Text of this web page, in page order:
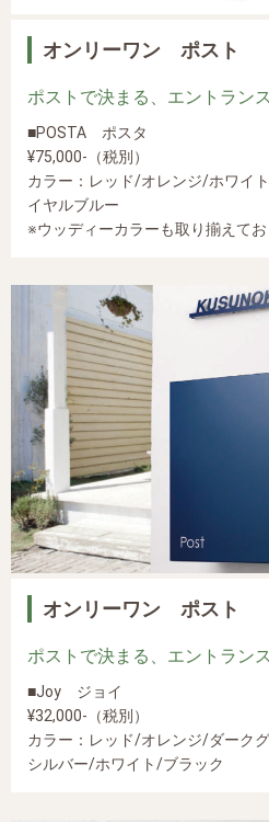
オンリーワン ポスト
ポストで決まる、エントラン
■POSTA ポスタ
¥75,000-（税別）
カラー：レッド/オレンジ/ホワイ
イヤルブルー
※ウッディーカラーも取り揃えてお
オンリーワン ポスト
ポストで決まる、エントラン
■Joy ジョイ
¥32,000-（税別）
カラー：レッド/オレンジ/ダーク
シルバー/ホワイト/ブラック